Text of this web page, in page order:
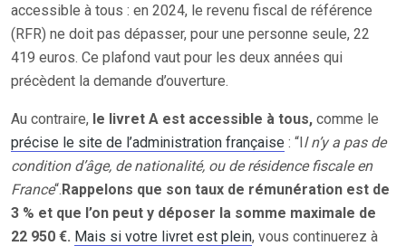
accessible à tous : en 2024, le revenu fiscal de référence
(RFR) ne doit pas dépasser, pour une personne seule, 22
419 euros. Ce plafond vaut pour les deux années qui
précèdent la demande d’ouverture.
Au contraire, le livret A est accessible à tous, comme le
précise le site de l’administration française : “Il n’y a pas de
condition d’âge, de nationalité, ou de résidence fiscale en
France“.Rappelons que son taux de rémunération est de
3 % et que l’on peut y déposer la somme maximale de
22 950 €. Mais si votre livret est plein, vous continuerez à